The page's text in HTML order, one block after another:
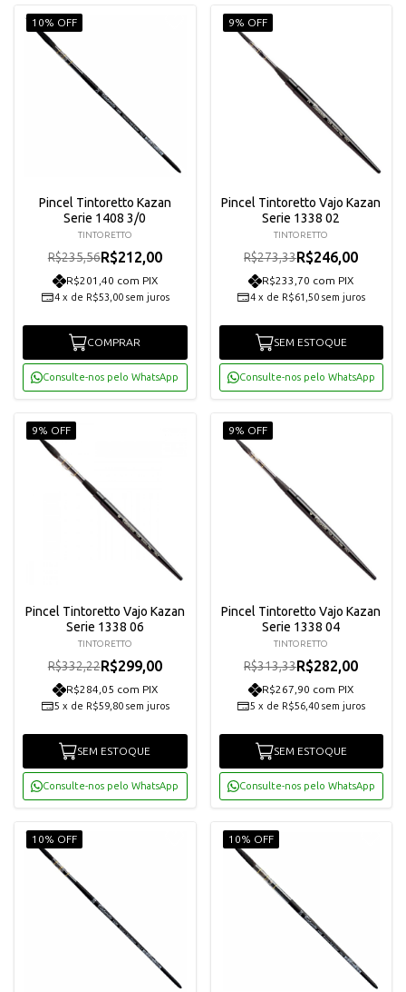
10% OFF
Pincel Tintoretto Kazan
Serie 1408 3/0
TINTORETTO
R$235,56R$212,00
R$201,40 com PIX
4 x de R$53,00 sem juros
COMPRAR
Consulte-nos pelo WhatsApp
9% OFF
Pincel Tintoretto Vajo Kazan
Serie 1338 02
TINTORETTO
R$273,33R$246,00
R$233,70 com PIX
4 x de R$61,50 sem juros
SEM ESTOQUE
Consulte-nos pelo WhatsApp
9% OFF
Pincel Tintoretto Vajo Kazan
Serie 1338 06
TINTORETTO
R$332,22R$299,00
R$284,05 com PIX
5 x de R$59,80 sem juros
SEM ESTOQUE
Consulte-nos pelo WhatsApp
9% OFF
Pincel Tintoretto Vajo Kazan
Serie 1338 04
TINTORETTO
R$313,33R$282,00
R$267,90 com PIX
5 x de R$56,40 sem juros
SEM ESTOQUE
Consulte-nos pelo WhatsApp
10% OFF 10% OFF